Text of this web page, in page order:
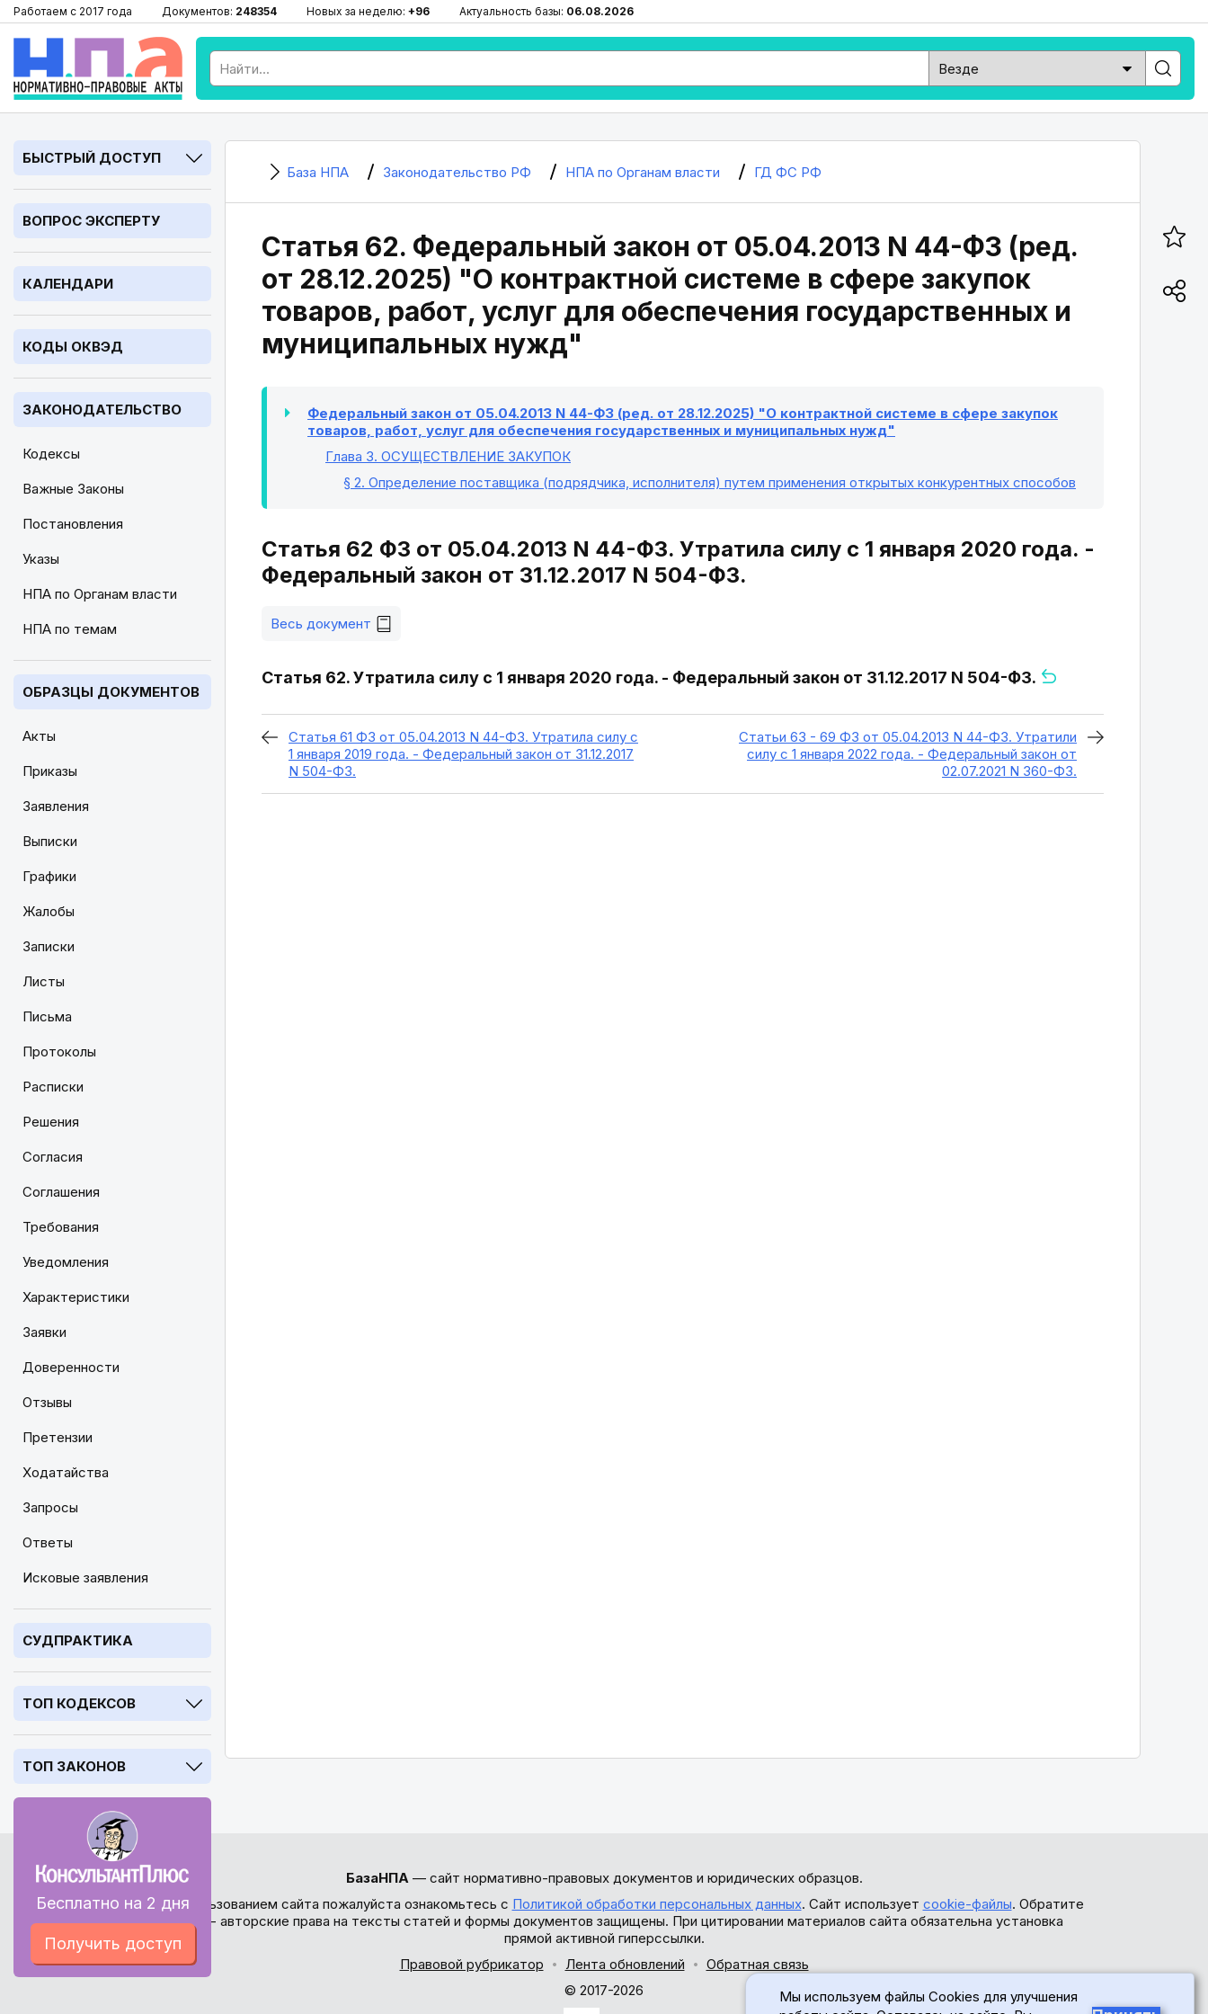
Работаем с 2017 года Документов: 248354 Новых за неделю: +96 Актуальность базы: 06.08.2026
БЫСТРЫЙ ДОСТУП
ВОПРОС ЭКСПЕРТУ
КАЛЕНДАРИ
КОДЫ ОКВЭД
ЗАКОНОДАТЕЛЬСТВО
Кодексы
Важные Законы
Постановления
Указы
НПА по Органам власти
НПА по темам
ОБРАЗЦЫ ДОКУМЕНТОВ
Акты
Приказы
Заявления
Выписки
Графики
Жалобы
Записки
Листы
Письма
Протоколы
Расписки
Решения
Согласия
Соглашения
Требования
Уведомления
Характеристики
Заявки
Доверенности
Отзывы
Претензии
Ходатайства
Запросы
Ответы
Исковые заявления
СУДПРАКТИКА
ТОП КОДЕКСОВ
ТОП ЗАКОНОВ
Бесплатно на 2 дня
Получить доступ
База НПА Законодательство РФ НПА по Органам власти ГД ФС РФ
Статья 62. Федеральный закон от 05.04.2013 N 44-ФЗ (ред.
от 28.12.2025) "О контрактной системе в сфере закупок
товаров, работ, услуг для обеспечения государственных и
муниципальных нужд"
Федеральный закон от 05.04.2013 N 44-ФЗ (ред. от 28.12.2025) "О контрактной системе в сфере закупок
товаров, работ, услуг для обеспечения государственных и муниципальных нужд"
Глава 3. ОСУЩЕСТВЛЕНИЕ ЗАКУПОК
§ 2. Определение поставщика (подрядчика, исполнителя) путем применения открытых конкурентных способов
Статья 62 ФЗ от 05.04.2013 N 44-ФЗ. Утратила силу с 1 января 2020 года. -
Федеральный закон от 31.12.2017 N 504-ФЗ.
Весь документ
Статья 62. Утратила силу с 1 января 2020 года. - Федеральный закон от 31.12.2017 N 504-ФЗ.
Статья 61 ФЗ от 05.04.2013 N 44-ФЗ. Утратила силу с
1 января 2019 года. - Федеральный закон от 31.12.2017
N 504-ФЗ.
Статьи 63 - 69 ФЗ от 05.04.2013 N 44-ФЗ. Утратили
силу с 1 января 2022 года. - Федеральный закон от
02.07.2021 N 360-ФЗ.
БазаНПА— сайт нормативно-правовых документов и юридических образцов.
Перед использованием сайта пожалуйста ознакомьтесь с Политикой обработки персональных данных. Сайт использует cookie-файлы. Обратите
внимание - авторские права на тексты статей и формы документов защищены. При цитировании материалов сайта обязательна установка
прямой активной гиперссылки.
Правовой рубрикатор
Лента обновлений
Обратная связь
© 2017-2026
Мы используем файлы Cookies для улучшения